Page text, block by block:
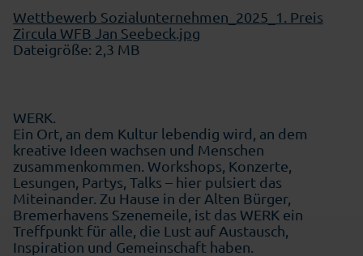
Wettbewerb Sozialunternehmen_2025_1. Preis
Zircula WFB Jan Seebeck.jpg
Dateigröße: 2,3 MB
WERK.
Ein Ort, an dem Kultur lebendig wird, an dem
kreative Ideen wachsen und Menschen
zusammenkommen. Workshops, Konzerte,
Lesungen, Partys, Talks – hier pulsiert das
Miteinander. Zu Hause in der Alten Bürger,
Bremerhavens Szenemeile, ist das WERK ein
Treffpunkt für alle, die Lust auf Austausch,
Inspiration und Gemeinschaft haben.